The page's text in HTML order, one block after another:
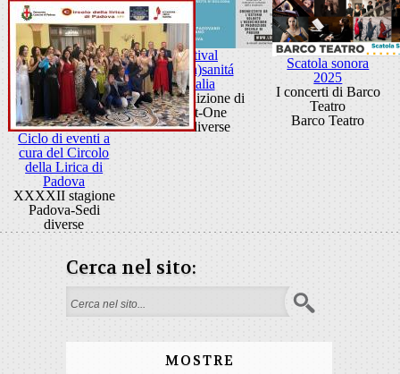
Festival
sull'(In)sanitá
d'Italia
Nona edizione di
Event-One
Sedi diverse
Scatola sonora
2025
I concerti di Barco
Teatro
Barco Teatro
Ciclo di eventi a
cura del Circolo
della Lirica di
Padova
XXXXII stagione
Padova-Sedi
diverse
Cerca nel sito:
Form di ricerca
MOSTRE